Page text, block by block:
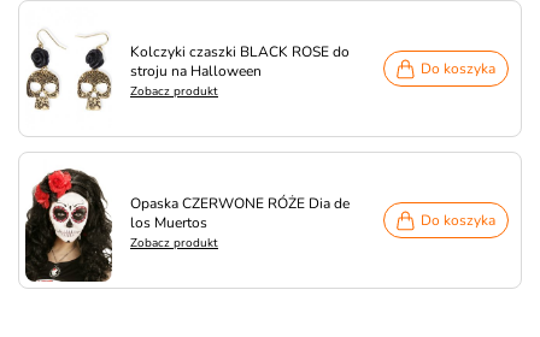
Kolczyki czaszki BLACK ROSE do
stroju na Halloween
Zobacz produkt
Do koszyka
Opaska CZERWONE RÓŻE Dia de
los Muertos
Zobacz produkt
Do koszyka